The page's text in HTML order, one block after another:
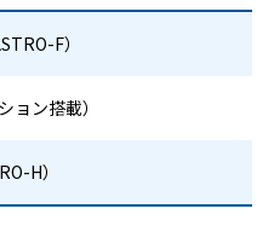
F）
ョン搭載）
H）